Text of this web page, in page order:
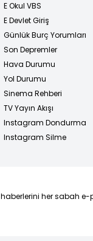
E Okul VBS
E Devlet Giriş
Günlük Burç Yorumları
Son Depremler
Hava Durumu
Yol Durumu
Sinema Rehberi
TV Yayın Akışı
Instagram Dondurma
Instagram Silme
her sabah